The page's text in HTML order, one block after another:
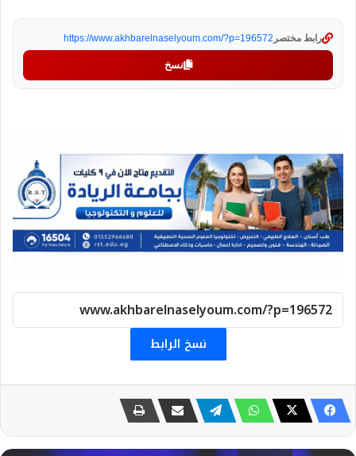
رابط مختصر https://www.akhbarelnaselyoum.com/?p=196572
نسخ
نسخ الرابط